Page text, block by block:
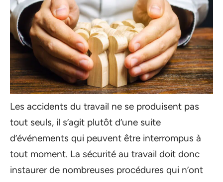
Les accidents du travail ne se produisent pas
tout seuls, il s’agit plutôt d’une suite
d’événements qui peuvent être interrompus à
tout moment. La sécurité au travail doit donc
instaurer de nombreuses procédures qui n’ont